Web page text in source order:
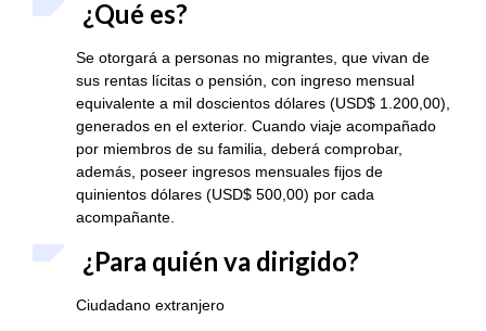
¿Qué es?
Se otorgará a personas no migrantes, que vivan de
sus rentas lícitas o pensión, con ingreso mensual
equivalente a mil doscientos dólares (USD$ 1.200,00),
generados en el exterior. Cuando viaje acompañado
por miembros de su familia, deberá comprobar,
además, poseer ingresos mensuales fijos de
quinientos dólares (USD$ 500,00) por cada
acompañante.
¿Para quién va dirigido?
Ciudadano extranjero